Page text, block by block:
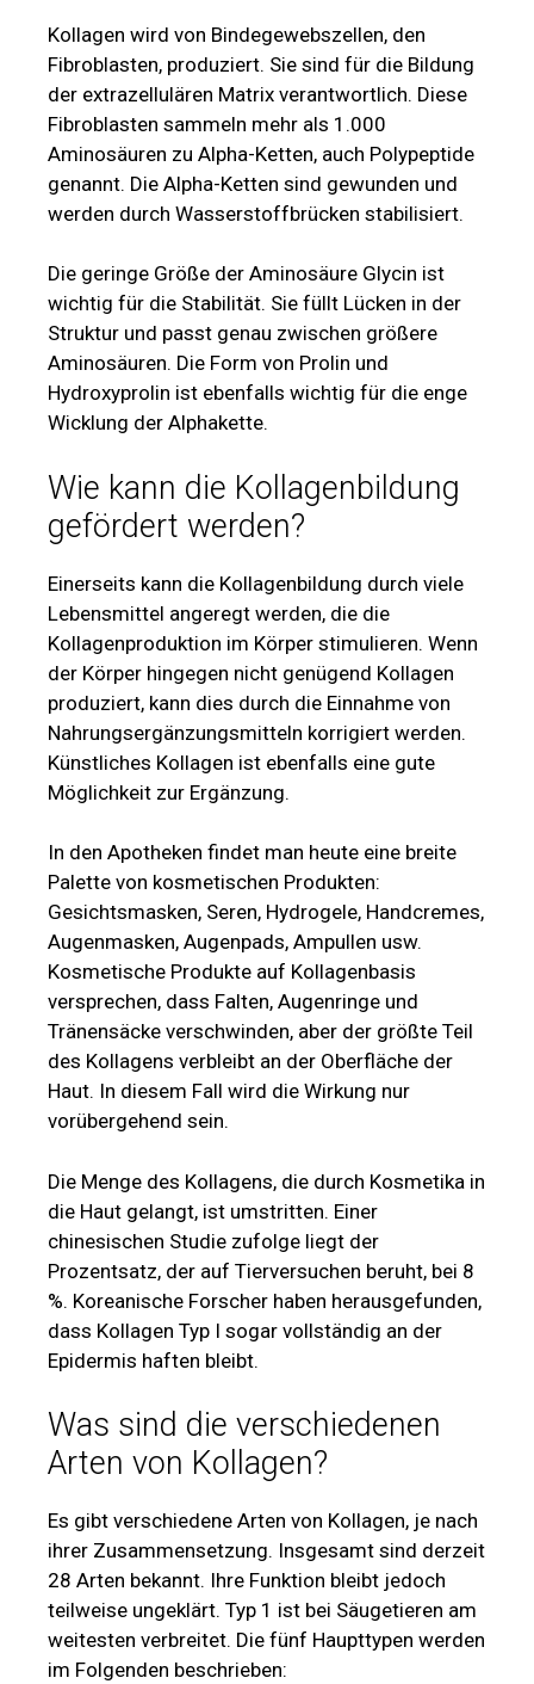
Kollagen wird von Bindegewebszellen, den
Fibroblasten, produziert. Sie sind für die Bildung
der extrazellulären Matrix verantwortlich. Diese
Fibroblasten sammeln mehr als 1.000
Aminosäuren zu Alpha-Ketten, auch Polypeptide
genannt. Die Alpha-Ketten sind gewunden und
werden durch Wasserstoffbrücken stabilisiert.
Die geringe Größe der Aminosäure Glycin ist
wichtig für die Stabilität. Sie füllt Lücken in der
Struktur und passt genau zwischen größere
Aminosäuren. Die Form von Prolin und
Hydroxyprolin ist ebenfalls wichtig für die enge
Wicklung der Alphakette.
Wie kann die Kollagenbildung
gefördert werden?
Einerseits kann die Kollagenbildung durch viele
Lebensmittel angeregt werden, die die
Kollagenproduktion im Körper stimulieren. Wenn
der Körper hingegen nicht genügend Kollagen
produziert, kann dies durch die Einnahme von
Nahrungsergänzungsmitteln korrigiert werden.
Künstliches Kollagen ist ebenfalls eine gute
Möglichkeit zur Ergänzung.
In den Apotheken findet man heute eine breite
Palette von kosmetischen Produkten:
Gesichtsmasken, Seren, Hydrogele, Handcremes,
Augenmasken, Augenpads, Ampullen usw.
Kosmetische Produkte auf Kollagenbasis
versprechen, dass Falten, Augenringe und
Tränensäcke verschwinden, aber der größte Teil
des Kollagens verbleibt an der Oberfläche der
Haut. In diesem Fall wird die Wirkung nur
vorübergehend sein.
Die Menge des Kollagens, die durch Kosmetika in
die Haut gelangt, ist umstritten. Einer
chinesischen Studie zufolge liegt der
Prozentsatz, der auf Tierversuchen beruht, bei 8
%. Koreanische Forscher haben herausgefunden,
dass Kollagen Typ I sogar vollständig an der
Epidermis haften bleibt.
Was sind die verschiedenen
Arten von Kollagen?
Es gibt verschiedene Arten von Kollagen, je nach
ihrer Zusammensetzung. Insgesamt sind derzeit
28 Arten bekannt. Ihre Funktion bleibt jedoch
teilweise ungeklärt. Typ 1 ist bei Säugetieren am
weitesten verbreitet. Die fünf Haupttypen werden
im Folgenden beschrieben: